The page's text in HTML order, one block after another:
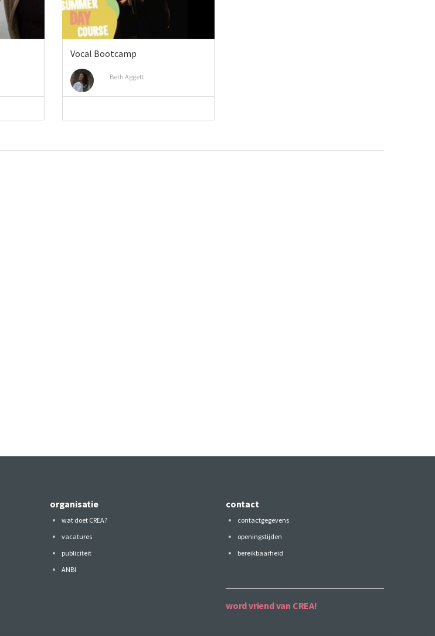
Vocal Bootcamp
Beth Aggett
organisatie
wat doet CREA?
vacatures
publiciteit
ANBI
contact
contactgegevens
openingstijden
bereikbaarheid
word vriend van CREA!